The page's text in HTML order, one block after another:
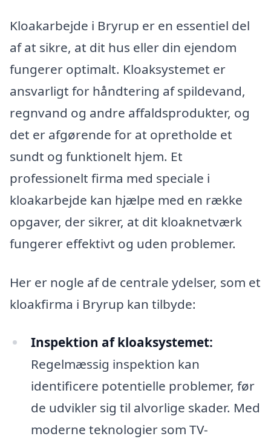
Kloakarbejde i Bryrup er en essentiel del
af at sikre, at dit hus eller din ejendom
fungerer optimalt. Kloaksystemet er
ansvarligt for håndtering af spildevand,
regnvand og andre affaldsprodukter, og
det er afgørende for at opretholde et
sundt og funktionelt hjem. Et
professionelt firma med speciale i
kloakarbejde kan hjælpe med en række
opgaver, der sikrer, at dit kloaknetværk
fungerer effektivt og uden problemer.
Her er nogle af de centrale ydelser, som et
kloakfirma i Bryrup kan tilbyde:
Inspektion af kloaksystemet:
Regelmæssig inspektion kan
identificere potentielle problemer, før
de udvikler sig til alvorlige skader. Med
moderne teknologier som TV-